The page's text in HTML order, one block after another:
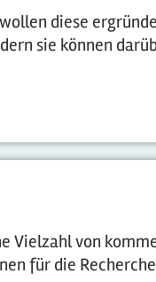
diese
sie können
Vielzahl von
für die